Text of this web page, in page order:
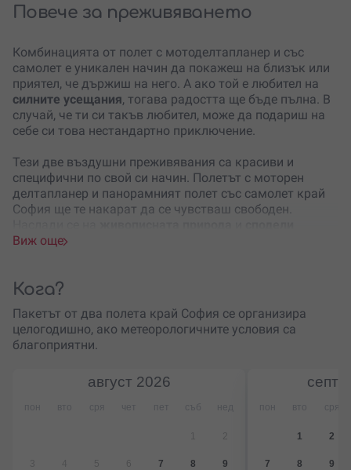
Повече за преживяването
Комбинацията от полет с мотоделтапланер и със
самолет е уникален начин да покажеш на близък или
приятел, че държиш на него. А ако той е любител на
силните усещания, тогава радостта ще бъде пълна. В
случай, че ти си такъв любител, може да подариш на
себе си това нестандартно приключение.
Тези две въздушни преживявания са красиви и
специфични по свой си начин. Полетът с моторен
делтапланер и панорамният полет със самолет край
София ще те накарат да се чувстваш свободен.
моментас най-обичаните от теб хора.
пилот и инструктор
Той ще бъде с теб по време на полета, а преди него ще
проведе кратък инструктаж.
спомен и ще разказваш дълго за него на всички твои
Виж още
Кога?
Пакетът от два полета край София се организира
целогодишно, ако метеорологичните условия са
благоприятни.
август 2026
пон вто сря чет пет нед
5 7 8 9
пон вто сря
1 2
7 8 9